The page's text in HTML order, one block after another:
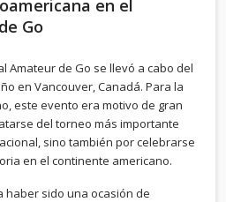
en el
Go
Amateur de Go se llevó a cabo del
en Vancouver, Canadá. Para la
este evento era motivo de gran
del torneo más importante
sino también por celebrarse
en el continente americano.
haber sido una ocasión de